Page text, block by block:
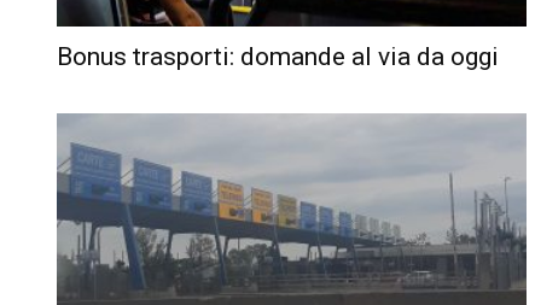
Bonus trasporti: domande al via da oggi